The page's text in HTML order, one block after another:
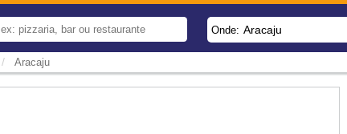
Onde: Aracaju
/ Aracaju